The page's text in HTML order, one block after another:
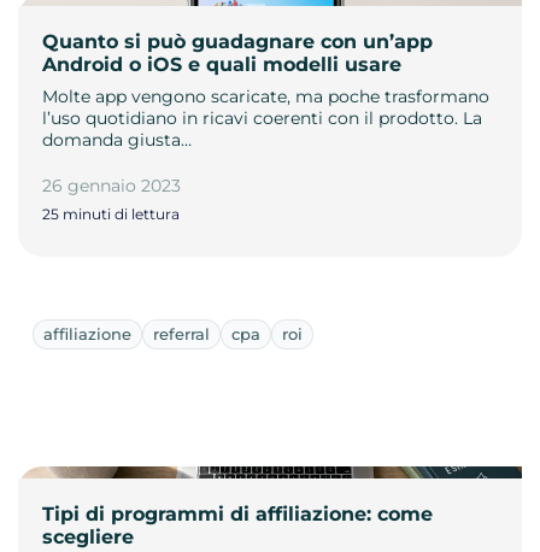
Quanto si può guadagnare con un’app
Android o iOS e quali modelli usare
Molte app vengono scaricate, ma poche trasformano
l’uso quotidiano in ricavi coerenti con il prodotto. La
domanda giusta…
26 gennaio 2023
25 minuti di lettura
affiliazione referral cpa roi
Tipi di programmi di affiliazione: come
scegliere